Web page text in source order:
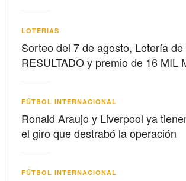
LOTERIAS
Sorteo del 7 de agosto, Lotería
RESULTADO y premio de 16 MIL
FÚTBOL INTERNACIONAL
Ronald Araujo y Liverpool ya
el giro que destrabó la operación
FÚTBOL INTERNACIONAL